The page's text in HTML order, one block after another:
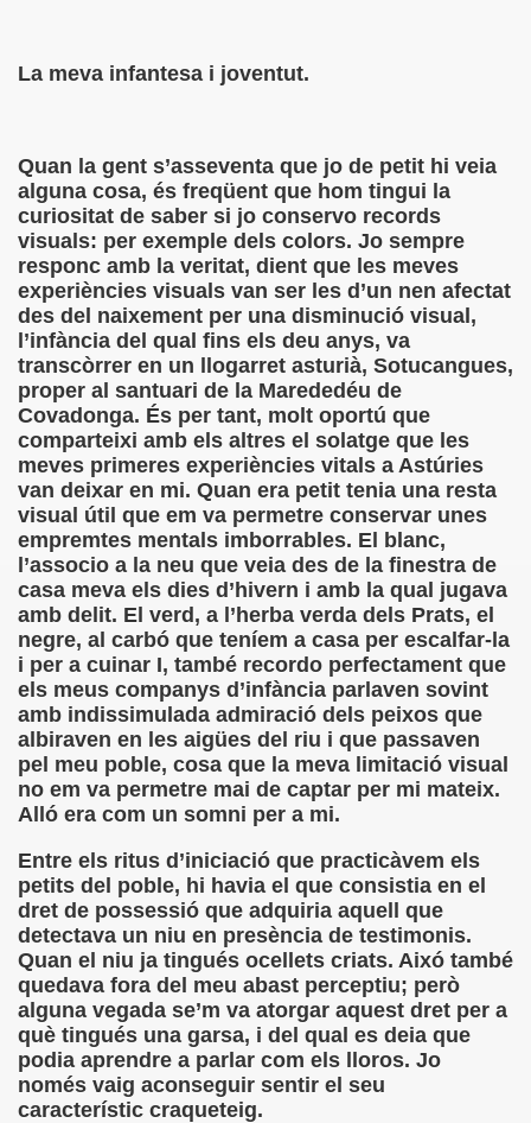
La meva infantesa i joventut.
Quan la gent s’asseventa que jo de petit hi veia
alguna cosa, és freqüent que hom tingui la
curiositat de saber si jo conservo records
visuals: per exemple dels colors. Jo sempre
responc amb la veritat, dient que les meves
experiències visuals van ser les d’un nen afectat
des del naixement per una disminució visual,
l’infància del qual fins els deu anys, va
transcòrrer en un llogarret asturià, Sotucangues,
proper al santuari de la Marededéu de
Covadonga. És per tant, molt oportú que
comparteixi amb els altres el solatge que les
meves primeres experiències vitals a Astúries
van deixar en mi. Quan era petit tenia una resta
visual útil que em va permetre conservar unes
empremtes mentals imborrables. El blanc,
l’associo a la neu que veia des de la finestra de
casa meva els dies d’hivern i amb la qual jugava
amb delit. El verd, a l’herba verda dels Prats, el
negre, al carbó que teníem a casa per escalfar-la
i per a cuinar I, també recordo perfectament que
els meus companys d’infància parlaven sovint
amb indissimulada admiració dels peixos que
albiraven en les aigües del riu i que passaven
pel meu poble, cosa que la meva limitació visual
no em va permetre mai de captar per mi mateix.
Alló era com un somni per a mi.
Entre els ritus d’iniciació que practicàvem els
petits del poble, hi havia el que consistia en el
dret de possessió que adquiria aquell que
detectava un niu en presència de testimonis.
Quan el niu ja tingués ocellets criats. Aixó també
quedava fora del meu abast perceptiu; però
alguna vegada se’m va atorgar aquest dret per a
què tingués una garsa, i del qual es deia que
podia aprendre a parlar com els lloros. Jo
només vaig aconseguir sentir el seu
característic craqueteig.
06-09 (Pedro Zurita)
(Francisco Javier Bernal García)
(Roberto Enjuto)
Fundamento Y Sentimientos (Samuel Rodríguez
(Rogelio Muñoz Martínez)
la Luz (Alberto Gil)
(Francesc Miñana)
Suárez Santana)
no latino (Pedro Zurita)
Zurita, Ex Secretario Unión Mundial de Ciegos (Pedro
Ex Secretari Unió Mundial de Cecs, català (Pedro
del Monumento a Luis Braille, 1980 (editora
Baquero, Conferencia (David López)
de Obstáculos (Juurmaa, J.)
de Escritura Táctil para Lectores con Ceguera o
de Hombres Ilustres de París (César Puente)
150è Aniversari mort de Louis Braille (CPB de l'ONCE a